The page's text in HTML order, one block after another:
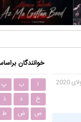
خوانندگان
ا ب پ
خ
د ذ
ص
ض ط